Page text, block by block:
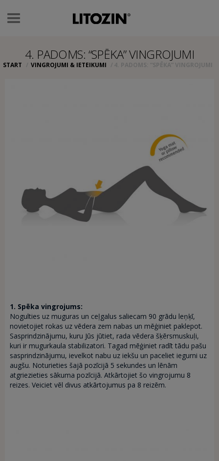
Toggle
navigation
4. PADOMS: “SPĒKA” VINGROJUMI
START VINGROJUMI & IETEIKUMI 4. PADOMS: “SPĒKA” VINGROJUMI
1. Spēka vingrojums:
Nogulties uz muguras un ceļgalus saliecam 90 grādu leņķī,
novietojiet rokas uz vēdera zem nabas un mēģiniet paklepot.
Sasprindzinājumu, kuru Jūs jūtiet, rada vēdera šķērsmuskuļi,
kuri ir mugurkaula stabilizatori. Tagad mēģiniet radīt tādu pašu
sasprindzinājumu, ievelkot nabu uz iekšu un paceliet iegurni uz
augšu. Noturieties šajā pozīcijā 5 sekundes un lēnām
atgriezieties sākuma pozīcijā. Atkārtojiet šo vingrojumu 8
reizes. Veiciet vēl divus atkārtojumus pa 8 reizēm.